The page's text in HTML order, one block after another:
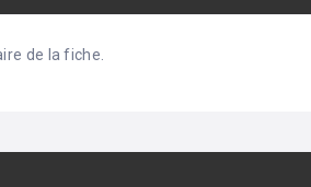
de la fiche.